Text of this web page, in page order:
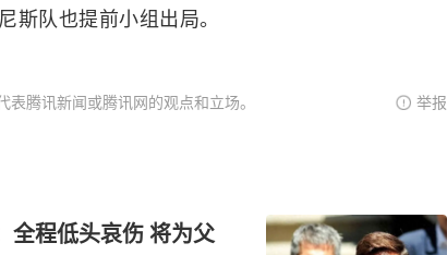
斯队也提前小组出局。
腾讯新闻或腾讯网的观点和立场。 举报
全程低头哀伤 将为父